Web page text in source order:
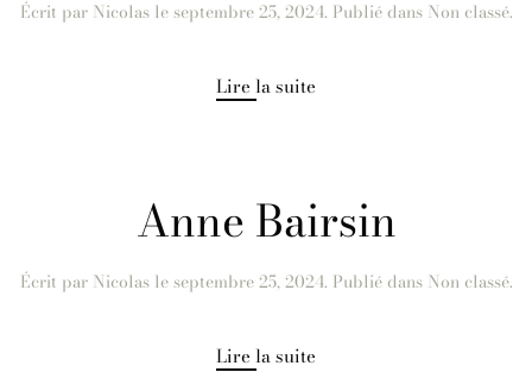
Écrit par Nicolasleseptembre 25, 2024. Publié dans Non classé.
Lire la suite
Anne Bairsin
Écrit par Nicolasleseptembre 25, 2024. Publié dans Non classé.
Lire la suite